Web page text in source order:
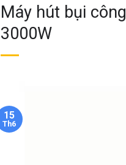
Máy hút bụi
3000W
15
Th6